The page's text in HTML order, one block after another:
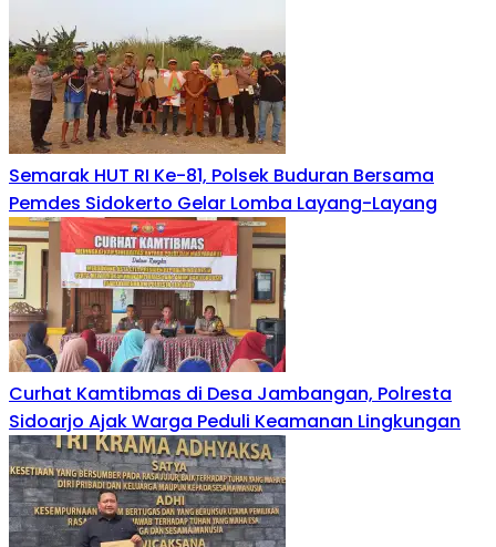
Semarak HUT RI Ke-81, Polsek Buduran Bersama
Pemdes Sidokerto Gelar Lomba Layang-Layang
Curhat Kamtibmas di Desa Jambangan, Polresta
Sidoarjo Ajak Warga Peduli Keamanan Lingkungan